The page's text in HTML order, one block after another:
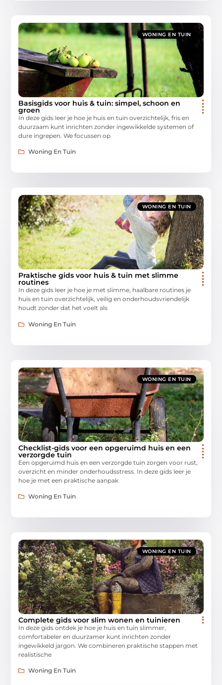
WONING EN TUIN
Basisgids voor huis & tuin: simpel, schoon en
groen
In deze gids leer je hoe je huis en tuin overzichtelijk, fris en
duurzaam kunt inrichten zonder ingewikkelde systemen of
dure ingrepen. We focussen op
Woning En Tuin
WONING EN TUIN
Praktische gids voor huis & tuin met slimme
routines
In deze gids leer je hoe je met slimme, haalbare routines je
huis en tuin overzichtelijk, veilig en onderhoudsvriendelijk
houdt zonder dat het voelt als
Woning En Tuin
WONING EN TUIN
Checklist-gids voor een opgeruimd huis en een
verzorgde tuin
Een opgeruimd huis en een verzorgde tuin zorgen voor rust,
overzicht en minder onderhoudsstress. In deze gids leer je
hoe je met een praktische aanpak
Woning En Tuin
WONING EN TUIN
Complete gids voor slim wonen en tuinieren
In deze gids ontdek je hoe je huis en tuin slimmer,
comfortabeler en duurzamer kunt inrichten zonder
ingewikkeld jargon. We combineren praktische stappen met
realistische
Woning En Tuin